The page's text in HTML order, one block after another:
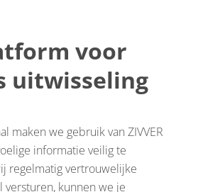
voor
uitwisseling
maken we gebruik van ZIVVER
informatie veilig te
regelmatig vertrouwelijke
versturen, kunnen we je